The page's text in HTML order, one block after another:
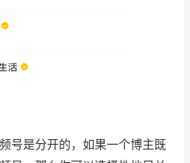
号是分开的，如果一个博主既